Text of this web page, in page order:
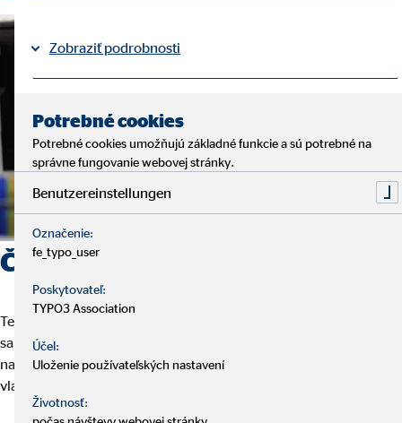
Čím sa vyznačuje práca u nás?
Ten kto hľadá istú prácu, pri ktorej sa ponúka sebarealizácia,
samostatnosť a flexibilita, je u nás správne. Podľa nás sa ten
najlepší výkon dá podať len vtedy, ak sa človek riadi podľa svojho
vlastného rytmu.
Zobraziť podrobnosti
Potrebné cookies
Potrebné cookies umožňujú základné funkcie a sú potrebné na
správne fungovanie webovej stránky.
Benutzereinstellungen
Označenie:
fe_typo_user
Poskytovateľ:
TYPO3 Association
Účel:
Uloženie používateľských nastavení
Životnosť: